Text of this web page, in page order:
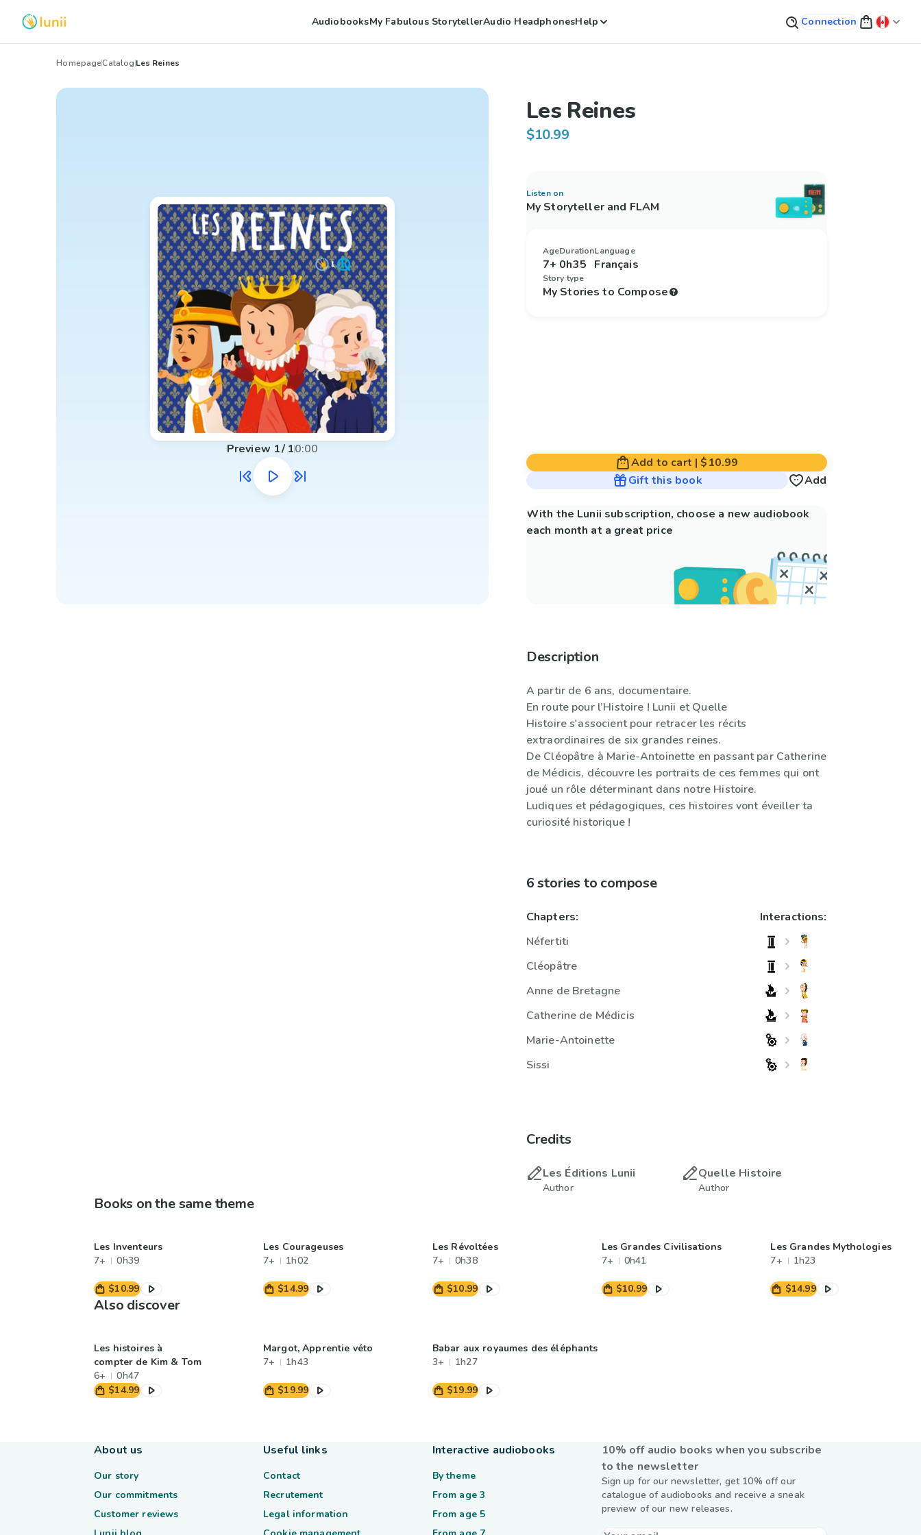
AudiobooksMy Fabulous StorytellerAudio HeadphonesHelp Connection
HomepageCatalogLes Reines
Preview 1/ 10:00
Les Reines
$10.99
Listen on
My Storyteller and FLAM
Age
7+
Duration
0h35
Language
Français
Story type
My Stories to Compose
Add to cart |$10.99
Gift this book
Add
With the Lunii subscription, choose a new audiobook
each month at a great price
Description
A partir de 6 ans, documentaire.
En route pour l’Histoire ! Lunii et Quelle
Histoire s'associent pour retracer les récits
extraordinaires de six grandes reines.
De Cléopâtre à Marie-Antoinette en passant par Catherine
de Médicis, découvre les portraits de ces femmes qui ont
joué un rôle déterminant dans notre Histoire.
Ludiques et pédagogiques, ces histoires vont éveiller ta
curiosité historique !
6 stories to compose
Chapters:
Néfertiti
Cléopâtre
Anne de Bretagne
Catherine de Médicis
Marie-Antoinette
Sissi
Interactions:
Credits
Les Éditions Lunii
Author
Quelle Histoire
Author
Books on the same theme
Les Inventeurs
7+
0h39
$10.99
Les Courageuses
7+
1h02
$14.99
Les Révoltées
7+
0h38
$10.99
Les Grandes Civilisations
7+
0h41
$10.99
Les Grandes Mythologies
7+
1h23
$14.99
Also discover
Les histoires à
compter de Kim & Tom
6+
0h47
$14.99
Margot, Apprentie véto
7+
1h43
$19.99
Babar aux royaumes des éléphants
3+
1h27
$19.99
10% off audio books when you subscribe
to the newsletter
Sign up for our newsletter, get 10% off our
catalogue of audiobooks and receive a sneak
preview of our new releases.
About us
Our story
Our commitments
Customer reviews
Useful links
Contact
Recrutement
Legal information
Interactive audiobooks
By theme
From age 3
From age 5